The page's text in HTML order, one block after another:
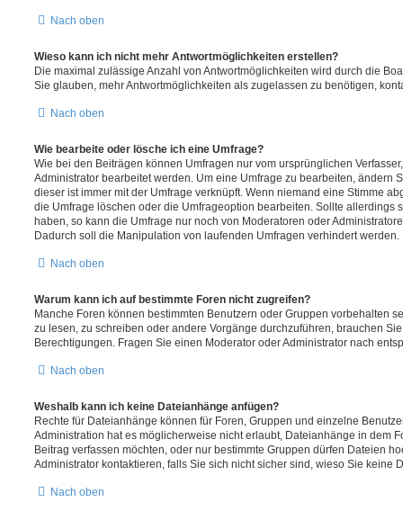
Nach oben
Wieso kann ich nicht mehr Antwortmöglichkeiten erstellen?
Die maximal zulässige Anzahl von Antwortmöglichkeiten wird durch die
Sie glauben, mehr Antwortmöglichkeiten als zugelassen zu benötigen,
Nach oben
Wie bearbeite oder lösche ich eine Umfrage?
Wie bei den Beiträgen können Umfragen nur vom ursprünglichen
Administrator bearbeitet werden. Um eine Umfrage zu bearbeiten, ändern
dieser ist immer mit der Umfrage verknüpft. Wenn niemand eine Stimme
die Umfrage löschen oder die Umfrageoption bearbeiten. Sollte allerdings
haben, so kann die Umfrage nur noch von Moderatoren oder
Dadurch soll die Manipulation von laufenden Umfragen verhindert werden.
Nach oben
Warum kann ich auf bestimmte Foren nicht zugreifen?
Manche Foren können bestimmten Benutzern oder Gruppen vorbehalten
zu lesen, zu schreiben oder andere Vorgänge durchzuführen, brauchen
Berechtigungen. Fragen Sie einen Moderator oder Administrator nach
Nach oben
Weshalb kann ich keine Dateianhänge anfügen?
Rechte für Dateianhänge können für Foren, Gruppen und einzelne
Administration hat es möglicherweise nicht erlaubt, Dateianhänge in dem
Beitrag verfassen möchten, oder nur bestimmte Gruppen dürfen Dateien
Administrator kontaktieren, falls Sie sich nicht sicher sind, wieso Sie keine
Nach oben